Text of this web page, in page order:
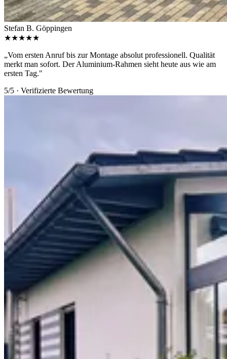
Stefan B. Göppingen
★★★★★
„Vom ersten Anruf bis zur Montage absolut professionell. Qualität
merkt man sofort. Der Aluminium-Rahmen sieht heute aus wie am
ersten Tag."
5/5 · Verifizierte Bewertung